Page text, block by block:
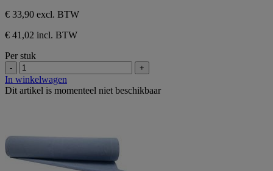
€ 33,90 excl. BTW
€ 41,02 incl. BTW
Per stuk
- +
In winkelwagen
Dit artikel is momenteel niet beschikbaar